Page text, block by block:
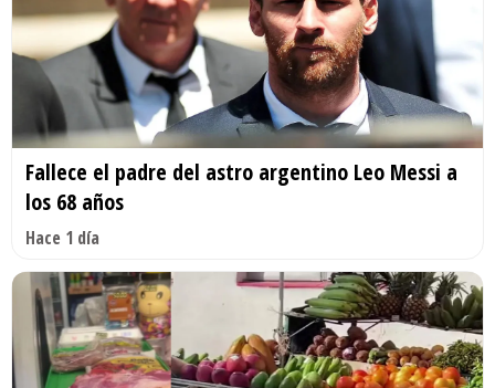
Fallece el padre del astro argentino Leo Messi a
los 68 años
Hace 1 día